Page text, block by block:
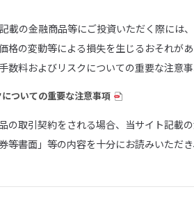
載の金融商品等にご投資いただく際には
格の変動等による損失を生じるおそれが
数料およびリスクについての重要な注意
ついての重要な注意事項
の取引契約をされる場合、当サイト記載
等書面」等の内容を十分にお読みいただ